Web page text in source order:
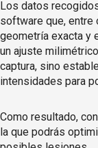
Los datos
software que, entre
geometría exacta y
un ajuste
captura, sino
intensidades para
Como resultado,
la que podrás